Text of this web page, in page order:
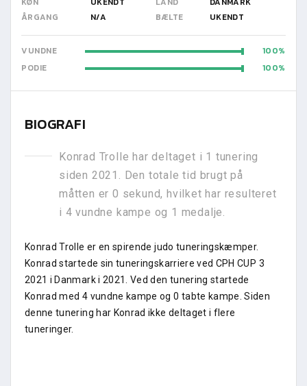
ÅRGANG
N/A BÆLTE UKENDT
VUNDNE
100
PODIE
100
BIOGRAFI
Konrad Trolle har deltaget i 1 tunering
siden 2021. Den totale tid brugt på
måtten er 0 sekund, hvilket har resulteret
i 4 vundne kampe og 1 medalje.
Konrad Trolle er en spirende judo tuneringskæmper.
Konrad startede sin tuneringskarriere ved CPH CUP 3
2021 i Danmark i 2021. Ved den tunering startede
Konrad med 4 vundne kampe og 0 tabte kampe. Siden
denne tunering har Konrad ikke deltaget i flere
tuneringer.